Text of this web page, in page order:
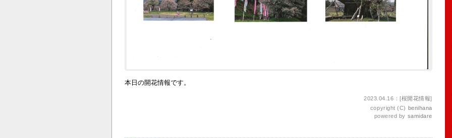
本日の開花情報です。
2023.04.16：[桜開花情報]
copyright (C) benihana
powered by samidare